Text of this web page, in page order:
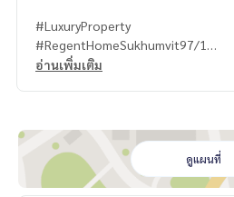
#LuxuryProperty
#RegentHomeSukhumvit97/1
#BTSBangchak
อ่านเพิ่มเติม
ดูแผนที่